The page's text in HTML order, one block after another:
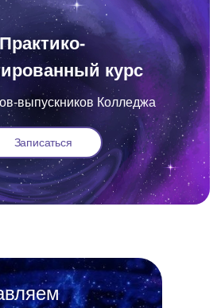
Практико-
курс
Записаться
выпускников Колледжа